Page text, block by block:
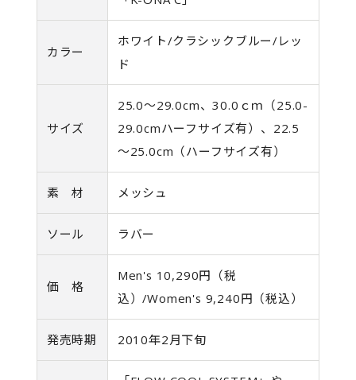
カラー
ホワイト/クラシックブルー/レッ
ド
サイズ
25.0～29.0cm、30.0ｃｍ（25.0-
29.0cmハーフサイズ有）、22.5
～25.0cm（ハーフサイズ有）
素 材 メッシュ
ソール ラバー
価 格
Men's 10,290円（税
込）/Women's 9,240円（税込）
発売時期 2010年2月下旬